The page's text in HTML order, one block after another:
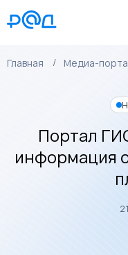
Главная Медиа-
Портал
информация